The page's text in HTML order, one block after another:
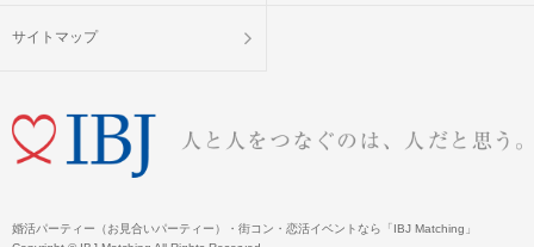
サイトマップ
婚活パーティー（お見合いパーティー）・街コン・恋活イベントなら「IBJ Matching」